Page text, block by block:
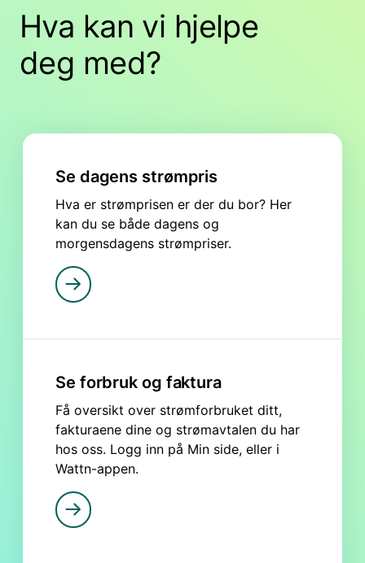
NO2
Hva kan vi hjelpe
deg med?
Se dagens strømpris
Hva er strømprisen er der du bor? Her
kan du se både dagens og
morgensdagens strømpriser.
Se forbruk og faktura
Få oversikt over strømforbruket ditt,
fakturaene dine og strømavtalen du har
hos oss. Logg inn på Min side, eller i
Wattn-appen.